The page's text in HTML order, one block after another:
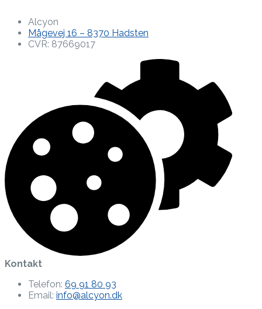
Alcyon
Mågevej 16 – 8370 Hadsten
CVR: 87669017
Kontakt
Telefon: 69 91 80 93
Email: info@alcyon.dk